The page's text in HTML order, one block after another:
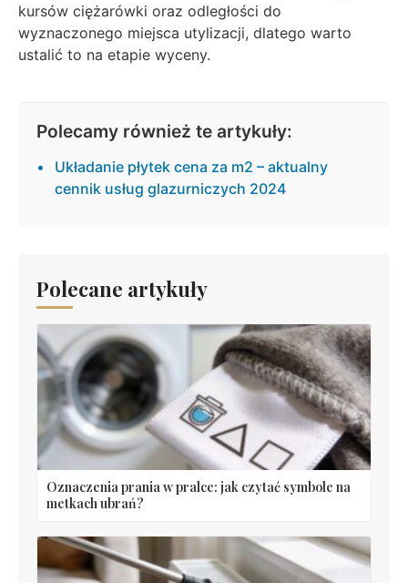
kursów ciężarówki oraz odległości do
wyznaczonego miejsca utylizacji, dlatego warto
ustalić to na etapie wyceny.
Polecamy również te artykuły:
Układanie płytek cena za m2 – aktualny
cennik usług glazurniczych 2024
Polecane artykuły
Oznaczenia prania w pralce: jak czytać symbole na
metkach ubrań?